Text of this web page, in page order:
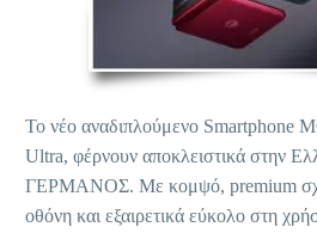
Το νέο αναδιπλούμενο Smartphone
Ultra, φέρνουν αποκλειστικά στην
ΓΕΡΜΑΝΟΣ. Με κομψό, premium
οθόνη και εξαιρετικά εύκολο στη